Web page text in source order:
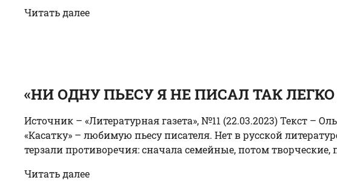
Читать далее
«НИ ОДНУ ПЬЕСУ Я НЕ ПИСАЛ ТАК
Источник – «Литературная газета», №11 (22.03.2023) Текст –
«Касатку» – любимую пьесу писателя. Нет в русской
терзали противоречия: сначала семейные, потом
Читать далее